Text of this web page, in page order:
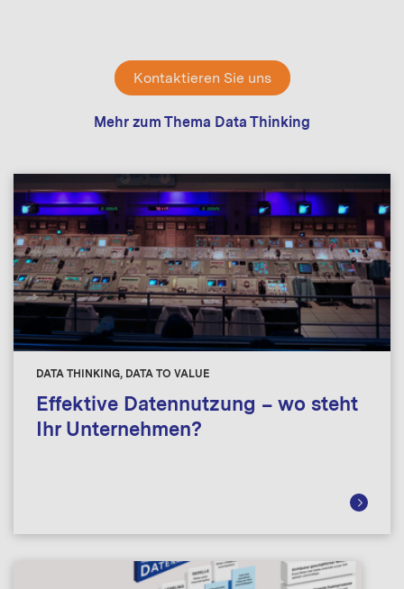
Kontaktieren Sie uns
Mehr zum Thema Data Thinking
DATA THINKING, DATA TO VALUE
Effektive Datennutzung – wo steht
Ihr Unternehmen?